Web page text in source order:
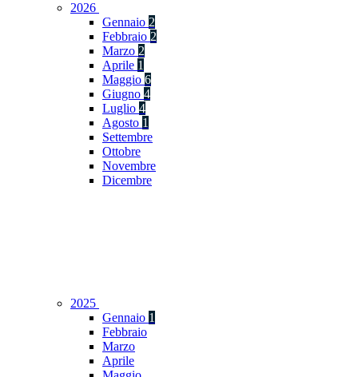
2026
Gennaio 2
Febbraio 2
Marzo 2
Aprile 1
Maggio 6
Giugno 4
Luglio 4
Agosto 1
Settembre
Ottobre
Novembre
Dicembre
2025
Gennaio 1
Febbraio
Marzo
Aprile